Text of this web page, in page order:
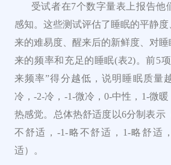
受试者在7个数字量表上报告他
感知。 这些测试评估了睡眠的平静
来的难易度、醒来后的新鲜度、对
来的频率和充足的睡眠(表2)。前5
来频率”得分越低，说明睡眠质量
冷，-2-冷，-1-微冷，0-中性，1-微
热感觉。 总体热舒适度以6分制表示
不舒适，-1-略不舒适，1-略舒适
适）。